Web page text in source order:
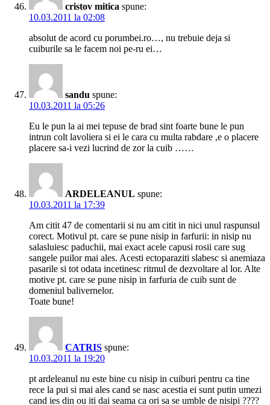
cristov mitica spune:
10.03.2011 la 02:08
absolut de acord cu porumbei.ro…, nu trebuie deja si
cuiburile sa le facem noi pe-ru ei…
sandu spune:
10.03.2011 la 05:26
Eu le pun la ai mei tepuse de brad sint foarte bune le pun
intrun colt lavoliera si ei le cara cu multa rabdare ,e o placere
placere sa-i vezi lucrind de zor la cuib ……
ARDELEANUL spune:
10.03.2011 la 17:39
Am citit 47 de comentarii si nu am citit in nici unul raspunsul
corect. Motivul pt. care se pune nisip in farfurii: in nisip nu
salasluiesc paduchii, mai exact acele capusi rosii care sug
sangele puilor mai ales. Acesti ectoparaziti slabesc si anemiaza
pasarile si tot odata incetinesc ritmul de dezvoltare al lor. Alte
motive pt. care se pune nisip in farfuria de cuib sunt de
domeniul balivernelor.
Toate bune!
CATRIS spune:
10.03.2011 la 19:20
pt ardeleanul nu este bine cu nisip in cuiburi pentru ca tine
rece la pui si mai ales cand se nasc acestia ei sunt putin umezi
cand ies din ou iti dai seama ca ori sa se umble de nisipi ????